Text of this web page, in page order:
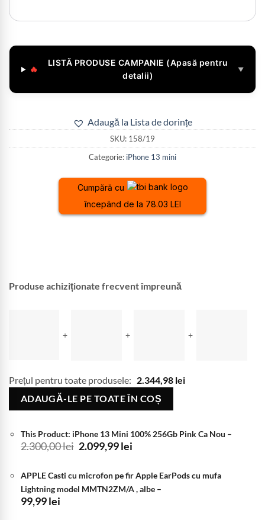
🔥
LISTĂ PRODUSE CAMPANIE (Apasă pentru
detalii)
▼
Adaugă la Lista de dorințe
SKU: 158/19
Categorie: iPhone 13 mini
Cumpără cu
începând de la 78.03 LEI
Produse achiziționate frecvent împreună
+ + +
Prețul pentru toate produsele: 2.344,98 lei
ADAUGĂ-LE PE TOATE ÎN COȘ
This Product: iPhone 13 Mini 100% 256Gb Pink Ca Nou –
2.300,00lei Prețul
fost:
2.300,00 lei.
2.099,99lei
2.099,99 lei.
APPLE Casti cu microfon pe fir Apple EarPods cu mufa
Lightning model MMTN2ZM/A , albe –
99,99lei